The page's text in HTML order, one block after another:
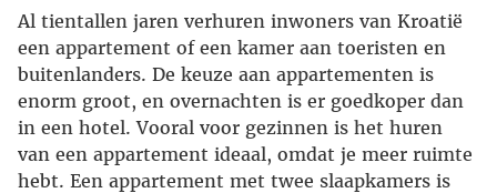
Al tientallen jaren verhuren inwoners van Kroatië
een appartement of een kamer aan toeristen en
buitenlanders. De keuze aan appartementen is
enorm groot, en overnachten is er goedkoper dan
in een hotel. Vooral voor gezinnen is het huren
van een appartement ideaal, omdat je meer ruimte
hebt. Een appartement met twee slaapkamers is